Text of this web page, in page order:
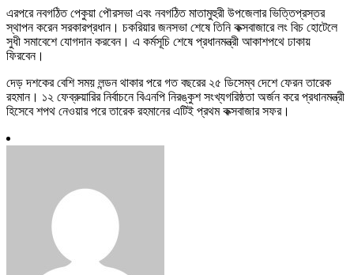
এরপরে নবগঠিত পেকুয়া পৌরসভা এবং নবগঠিত মাতামুহুরী উপজেলার ভিত্তিপ্রস্তর
স্থাপন করেন সরকারপ্রধান। চকরিয়ার জনসভা শেষে তিনি কক্সবাজারে লং বিচ হোটেলে
সুধী সমাবেশে যোগদান করবেন। এ কর্মসূচি শেষে প্রধানমন্ত্রী আকাশপথে ঢাকায়
ফিরবেন।
দেড় দশকের বেশি সময় লন্ডন থাকার পরে গত বছরের ২৫ ডিসেম্ব দেশে ফেরন তারেক
রহমান। ১২ ফেব্রুয়ারির নির্বাচনে বিএনপি নিরঙ্কুশ সংখ্যগরিষ্ঠতা অর্জন করে প্রধানমন্ত্রী
হিসেবে শপথ নেওয়ার পরে তারেক রহমানের এটিই প্রথম কক্সবাজার সফর।